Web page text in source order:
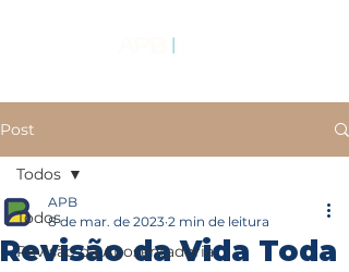
Post
Todos
Revisão da Aposentadoria
Todos
Revisão da Vida Toda
APB
8 de mar. de 2023 2 min de leitura